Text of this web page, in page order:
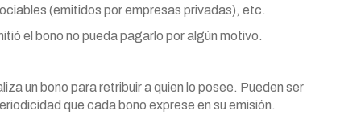
(emitidos por empresas privadas), etc.
el bono no pueda pagarlo por algún motivo.
un bono para retribuir a quien lo posee. Pueden ser
que cada bono exprese en su emisión.